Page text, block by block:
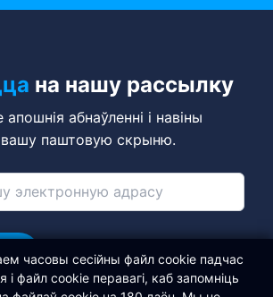
на нашу рассылку
абнаўленні і навіны
вашу паштовую скрыню.
часовы сесійны файл cookie падчас
і файл cookie перавагі, каб запомніць